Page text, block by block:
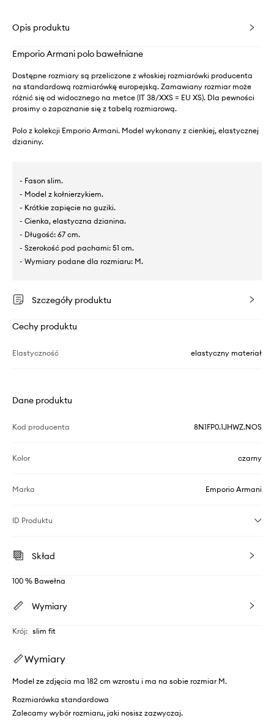
Opis produktu
Emporio Armani polo bawełniane
Dostępne rozmiary są przeliczone z włoskiej rozmiarówki producenta
na standardową rozmiarówkę europejską. Zamawiany rozmiar może
różnić się od widocznego na metce (IT 38/XXS = EU XS). Dla pewności
prosimy o zapoznanie się z tabelą rozmiarową.
Polo z kolekcji Emporio Armani. Model wykonany z cienkiej, elastycznej
dzianiny.
- Fason slim.
- Model z kołnierzykiem.
- Krótkie zapięcie na guziki.
- Cienka, elastyczna dzianina.
- Długość: 67 cm.
- Szerokość pod pachami: 51 cm.
- Wymiary podane dla rozmiaru: M.
Szczegóły produktu
Cechy produktu
Elastyczność elastyczny materiał
Dane produktu
Kod producenta 8N1FP0.1JHWZ.NOS
Kolor czarny
Marka Emporio Armani
ID Produktu
Skład
100 % Bawełna
Wymiary
Krój: slim fit
Wymiary
Model ze zdjęcia ma 182 cm wzrostu i ma na sobie rozmiar M.
Rozmiarówka standardowa
Zalecamy wybór rozmiaru, jaki nosisz zazwyczaj.